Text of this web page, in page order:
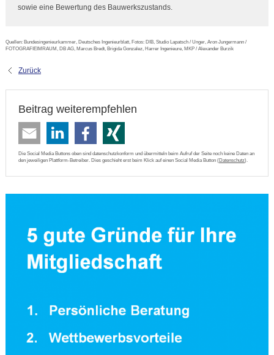
sowie eine Bewertung des Bauwerkszustands.
Quellen: Bundesingenieurkammer, Deutsches Ingenieurblatt, Fotos: DIB, Studio Lapatsch / Unger, Aron Jungermann /
FOTOGRAFIEIMRAUM, DB AG, Marcus Bredt, Brigida Gonzalez, Harrer Ingenieure, MKP / Alexander Burzik
Zurück
Beitrag weiterempfehlen
Die Social Media Buttons oben sind datenschutzkonform und übermitteln beim Aufruf der Seite noch keine Daten an
den jeweiligen Plattform-Betreiber. Dies geschieht erst beim Klick auf einen Social Media Button (Datenschutz).